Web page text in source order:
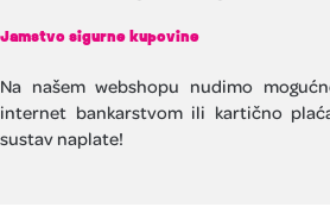
Jamstvo sigurne kupovine
Na našem webshopu nudimo
internet bankarstvom ili kartično
sustav naplate!